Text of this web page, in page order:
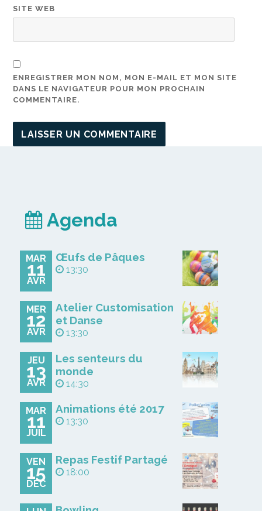
SITE WEB
ENREGISTRER MON NOM, MON E-MAIL ET MON SITE
DANS LE NAVIGATEUR POUR MON PROCHAIN
COMMENTAIRE.
Agenda
MAR
11
AVR
Œufs de Pâques
13:30
MER
12
AVR
Atelier Customisation
et Danse
13:30
JEU
13
AVR
Les senteurs du
monde
14:30
MAR
11
JUIL
Animations été 2017
13:30
VEN
15
DÉC
Repas Festif Partagé
18:00